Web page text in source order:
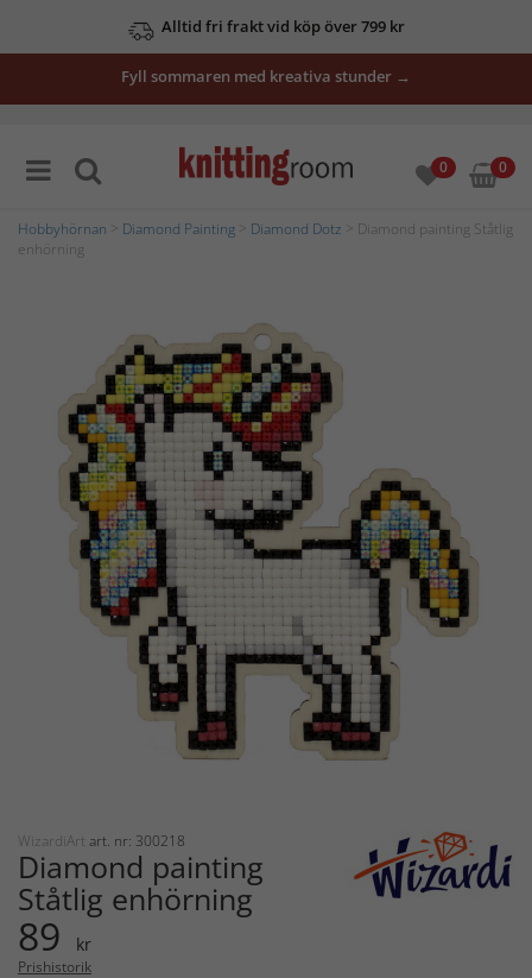
Alltid fri frakt vid köp över 799 kr
Fyll sommaren med kreativa stunder →
0 0
Hobbyhörnan Diamond Painting Diamond Dotz > Diamond painting Ståtlig
enhörning
WizardiArt art. nr: 300218
Diamond painting
Ståtlig enhörning
89 kr
Prishistorik